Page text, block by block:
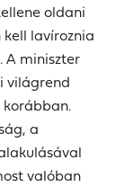
oldani
lavíroznia
A miniszter
világrend
a
valóban